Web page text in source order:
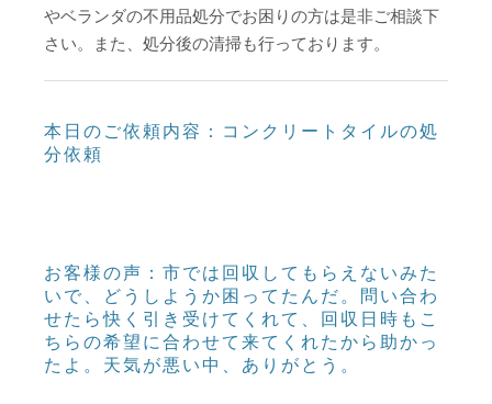
やベランダの不用品処分でお困りの方は是非ご相談下
さい。また、処分後の清掃も行っております。
本日のご依頼内容：コンクリートタイルの処
分依頼
お客様の声：市では回収してもらえないみた
いで、どうしようか困ってたんだ。問い合わ
せたら快く引き受けてくれて、回収日時もこ
ちらの希望に合わせて来てくれたから助かっ
たよ。天気が悪い中、ありがとう。